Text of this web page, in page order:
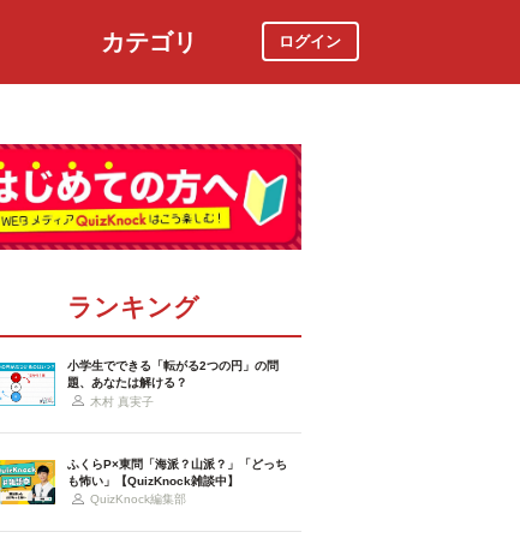
カテゴリ ログイン
ランキング
小学生でできる「転がる2つの円」の問
題、あなたは解ける？
木村 真実子
ふくらP×東問「海派？山派？」「どっち
も怖い」【QuizKnock雑談中】
QuizKnock編集部